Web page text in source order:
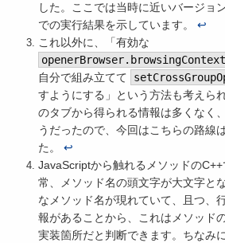
した。ここでは当時に近いバージョ
での実行結果を示しています。 ↩
これ以外に、「有効な
openerBrowser.browsingContext
自分で組み立てて
すようにする」という方法も考えら
のタブから得られる情報は多くなく
うだったので、今回はこちらの路線
た。 ↩
JavaScriptから触れるメソッドの
常、メソッド名の頭文字が大文字と
なメソッド名が現れていて、且つ、
報があることから、これはメソッド
実装箇所だと判断できます。ちなみ